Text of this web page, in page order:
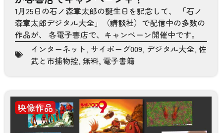
1月25日の石ノ森章太郎の誕生日を記念して、 「石ノ
森章太郎デジタル大全」（講談社）で配信中の多数の
作品が、 各電子書店で、キャンペーン開催中です。
インターネット, サイボーグ009, デジタル大全, 佐
武と市捕物控, 無料, 電子書籍
映像作品